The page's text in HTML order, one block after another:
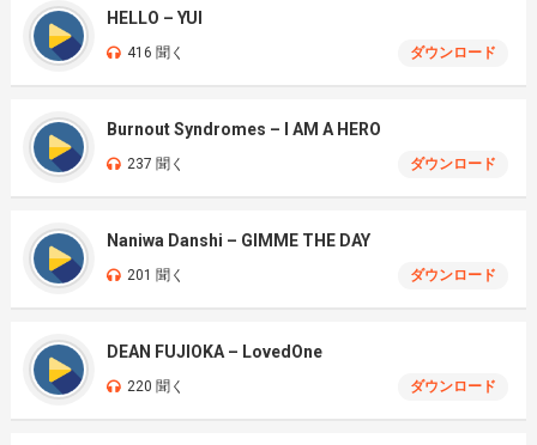
HELLO – YUI
416 聞く ダウンロード
Burnout Syndromes – I AM A HERO
237 聞く ダウンロード
Naniwa Danshi – GIMME THE DAY
201 聞く ダウンロード
DEAN FUJIOKA – LovedOne
220 聞く ダウンロード